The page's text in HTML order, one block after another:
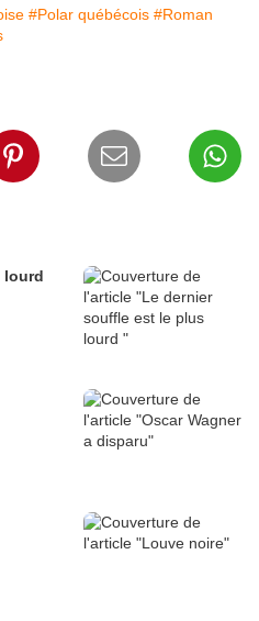
#Polar québécois #Roman
lourd